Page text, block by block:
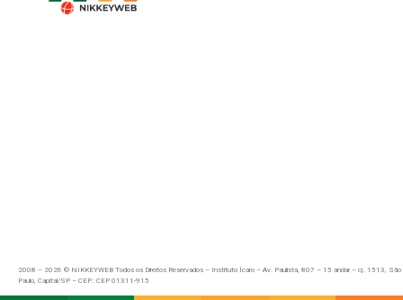
2008 – 2026 © NIKKEYWEB Todos os Direitos Reservados – Instituto Ícaro – Av. Paulista, 807 – 15 andar – cj. 1513, São
Paulo, Capital/SP – CEP.: CEP 01311-915